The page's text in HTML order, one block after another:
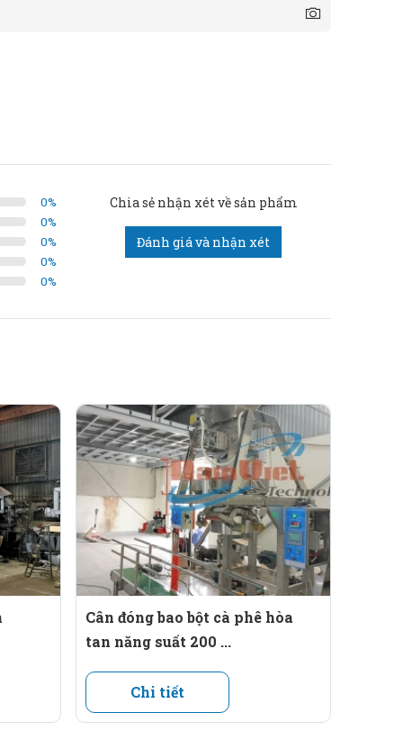
0%
0%
0%
0%
0%
Chia sẻ nhận xét về sản phẩm
Đánh giá và nhận xét
Cân đóng bao bột cà phê hòa
tan năng suất 200 ...
Chi tiết